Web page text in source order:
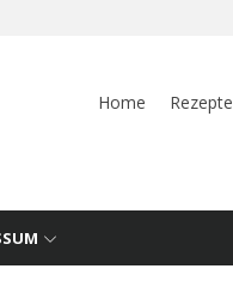
Home Rezepte